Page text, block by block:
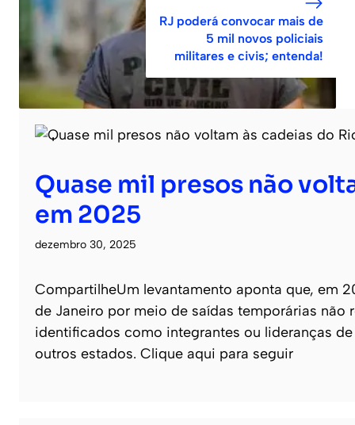
RJ poderá convocar mais de
5 mil novos policiais
militares e civis; entenda!
Quase mil presos não
em 2025
dezembro 30, 2025
CompartilheUm levantamento aponta que, em
de Janeiro por meio de saídas temporárias
identificados como integrantes ou lideranças
outros estados. Clique aqui para seguir